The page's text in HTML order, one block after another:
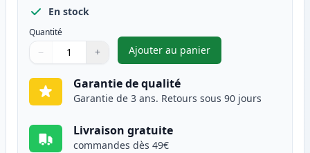
En stock
Quantité
Quantité
Utilisez les boutons pour ajuster
− +
Quantité
Ajouter au panier
,Canon 731 (6270B002)
Garantie de qualité
Garantie de 3 ans. Retours sous 90 jours
Livraison gratuite
commandes dès 49€